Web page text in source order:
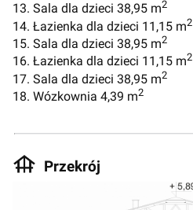
13. Sala dla dzieci 38,95 m2
14. Łazienka dla dzieci 11,15 m2
15. Sala dla dzieci 38,95 m2
16. Łazienka dla dzieci 11,15 m2
17. Sala dla dzieci 38,95 m2
18. Wózkownia 4,39 m2
Przekrój